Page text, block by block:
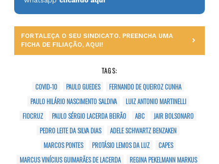
FORTALEÇA O SEU SINDICATO. PREENCHA UMA
FICHA DE FILIAÇÃO, AQUI!
TAGS:
COVID-10
PAULO GUEDES
FERNANDO DE QUEIROZ CUNHA
PAULO HILÁRIO NASCIMENTO SALDIVA
LUIZ ANTONIO MARTINELLI
FIOCRUZ
PAULO SÉRGIO LACERDA BEIRÃO ABC
JAIR BOLSONARO
PEDRO LEITE DA SILVA DIAS
ADELE SCHWARTZ BENZAKEN
MARCOS PONTES
PROTÁSIO LEMOS DA LUZ
CAPES
MARCUS VINÍCIUS GUIMARÃES DE LACERDA
REGINA PEKELMANN MARKUS